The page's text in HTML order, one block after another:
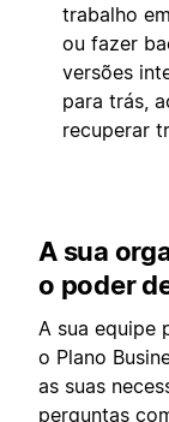
trabalho
ou fazer
versões
para trás,
recuperar
A sua
o poder
A sua equipe
o Plano
as suas
perguntas